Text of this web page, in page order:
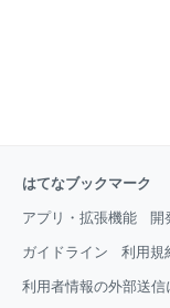
はてなブックマーク
アプリ・拡張機能 開
ガイドライン 利用規
利用者情報の外部送信